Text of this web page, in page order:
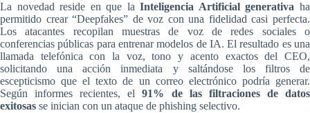
La novedad reside en que laInteligencia Artificial generativa ha
permitido crear “Deepfakes” de voz con una fidelidad casi perfecta.
Los atacantes recopilan muestras de voz de redes sociales o
conferencias públicas para entrenar modelos de IA. El resultado es una
llamada telefónica con la voz, tono y acento exactos del CEO,
solicitando una acción inmediata y saltándose los filtros de
escepticismo que el texto de un correo electrónico podría generar.
Según informes recientes, el91% de las filtraciones de datos
exitosas se inician con un ataque de phishing selectivo.